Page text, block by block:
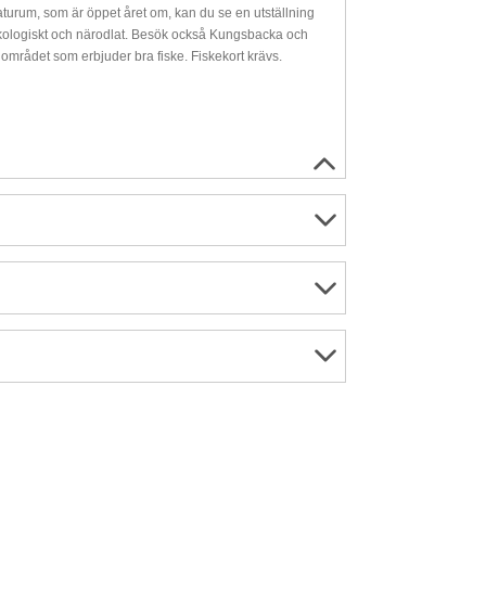
som är öppet året om, kan du se en utställning
och närodlat. Besök också Kungsbacka och
som erbjuder bra fiske. Fiskekort krävs.